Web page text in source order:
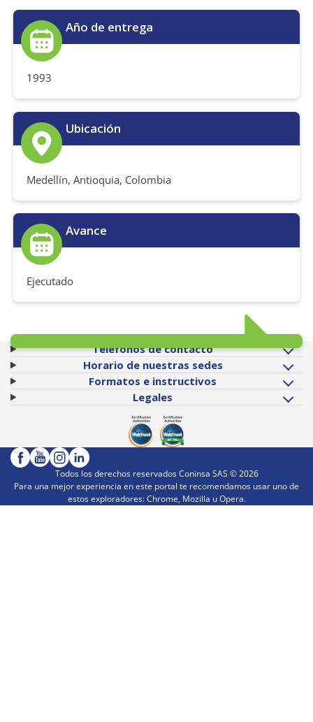
Año de entrega
1993
Ubicación
Medellín, Antioquia, Colombia
Avance
Ejecutado
Teléfonos de contacto
Horario de nuestras sedes
Formatos e instructivos
Legales
Todos los derechos reservados Coninsa SAS ©2026
Para una mejor experiencia en este portal te recomendamos usar uno de
estos exploradores: Chrome, Mozilla u Opera.